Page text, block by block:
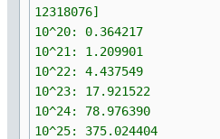
12318076]
10^20: 0.364217
10^21: 1.209901
10^22: 4.437549
10^23: 17.921522
10^24: 78.976390
10^25: 375.024404